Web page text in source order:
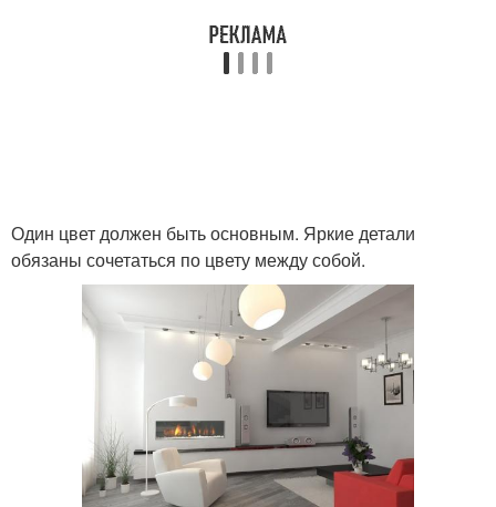
Один цвет должен быть основным. Яркие детали
обязаны сочетаться по цвету между собой.